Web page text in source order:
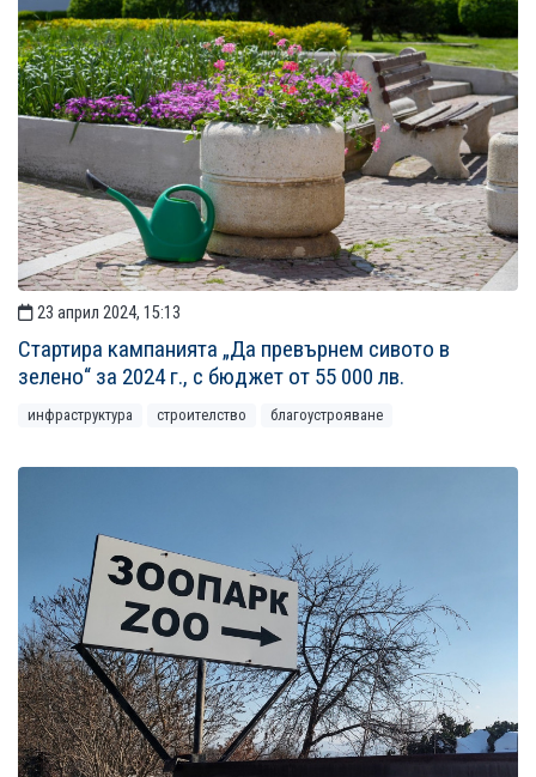
23 април 2024, 15:13
Стартира кампанията „Да превърнем сивото в
зелено“ за 2024 г., с бюджет от 55 000 лв.
инфраструктура строителство благоустрояване